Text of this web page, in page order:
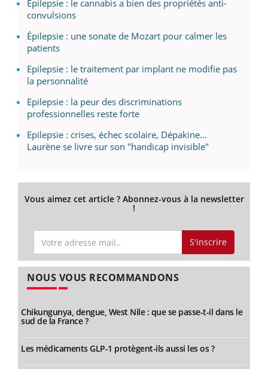
Épilepsie : le cannabis a bien des propriétés anti-
convulsions
Épilepsie : une sonate de Mozart pour calmer les
patients
Epilepsie : le traitement par implant ne modifie pas
la personnalité
Epilepsie : la peur des discriminations
professionnelles reste forte
Epilepsie : crises, échec scolaire, Dépakine...
Laurène se livre sur son "handicap invisible"
Vous aimez cet article ? Abonnez-vous à la newsletter
!
S'inscrire
NOUS VOUS RECOMMANDONS
Chikungunya, dengue, West Nile : que se passe-t-il dans le
sud de la France ?
Les médicaments GLP-1 protègent-ils aussi les os ?